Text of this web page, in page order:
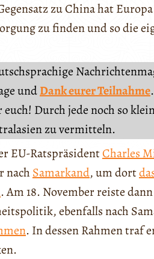
zu China hat
zu finden und so die
undDank eurer Teilnahme
Durch jede noch so
zu vermitteln.
EU-RatspräsidentCharles
nach Samarkand, um dort
. Am 18. November reiste dann
ebenfalls nach
. In dessen Rahmen traf